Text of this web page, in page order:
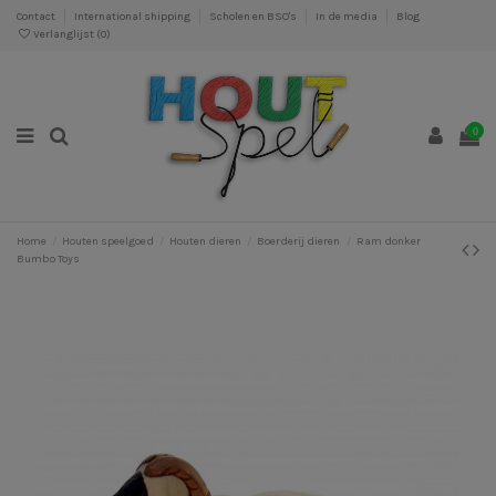
Contact International shipping Scholen en BSO's In de media
Blog
Verlanglijst (0)
0
Home Houten speelgoed Houten dieren Boerderij dieren
Ram donker
Bumbo Toys